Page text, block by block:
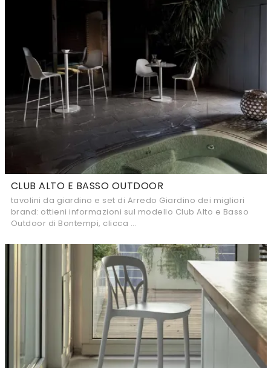
CLUB ALTO E BASSO OUTDOOR
tavolini da giardino e set di Arredo Giardino dei migliori
brand: ottieni informazioni sul modello Club Alto e Basso
Outdoor di Bontempi, clicca ...